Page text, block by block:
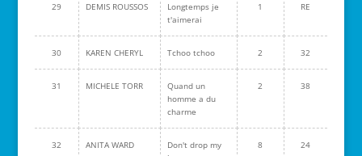
29 DEMIS ROUSSOS
Longtemps je
t'aimerai
1 RE
30 KAREN CHERYL Tchoo tchoo 2 32
31 MICHELE TORR
Quand un
homme a du
charme
2 38
32 ANITA WARD
Don't drop my
8 24